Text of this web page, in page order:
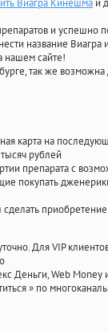
Виагра Кинешма и
и успешно
название Виагра
нашем сайте!
так же возможна
карта на
рублей
препарата с
покупать
Для VIP
Деньги, Web Money
» по